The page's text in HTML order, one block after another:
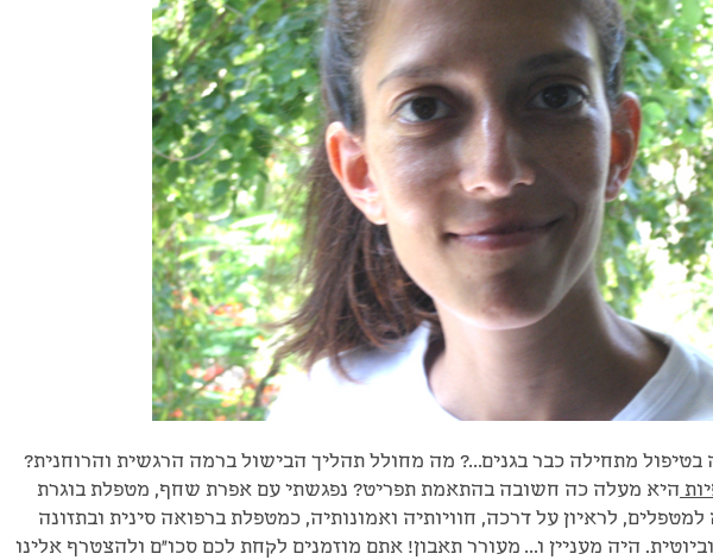
מתחילה כבר בגנים…? מה מחולל תהליך הבישול ברמה הרגשית והרוחנית?
היא מעלה כה חשובה בהתאמת תפריט? נפגשתי עם אפרת שחף, מטפלת בוגרת
למטפלים, לראיון על דרכה, חוויותיה ואמונותיה, כמטפלת ברפואה סינית ובתזונה
היה מעניין ו… מעורר תאבון! אתם מוזמנים לקחת לכם סכו"ם ולהצטרף אלינו